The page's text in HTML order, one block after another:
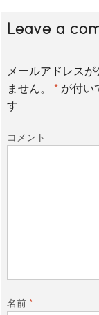
o
Leave a
メールアドレス
ません。
* が付い
す
コメント
名前*